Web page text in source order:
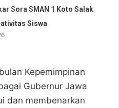
Sora SMAN 1 Koto Salak
Siswa
Kepemimpinan
Gubernur Jawa
dan membenarkan